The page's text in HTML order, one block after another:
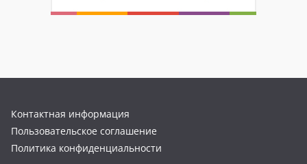
Контактная информация
Пользовательское соглашение
Политика конфиденциальности